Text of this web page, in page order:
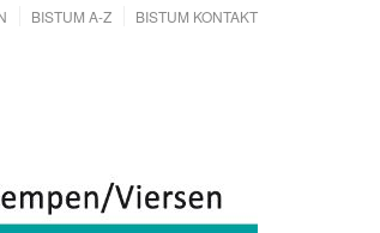
BISTUM A-Z BISTUM KONTAKT